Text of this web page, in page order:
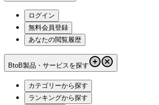
ログイン
無料会員登録
あなたの閲覧履歴
BtoB製品・サービスを探す
カテゴリーから探す
ランキングから探す